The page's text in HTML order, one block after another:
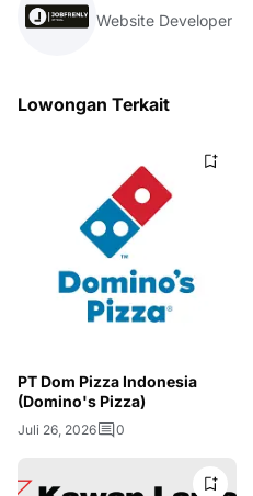
Website Developer
Lowongan Terkait
PT Dom Pizza Indonesia
(Domino's Pizza)
Juli 26, 2026 0